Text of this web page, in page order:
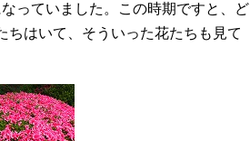
っていました。この時期ですと、ど
ちはいて、そういった花たちも見て